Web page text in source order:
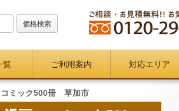
覧 ご利用案内 対応エリア
コミック500冊 草加市